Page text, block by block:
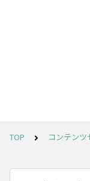
TOP コンテンツ